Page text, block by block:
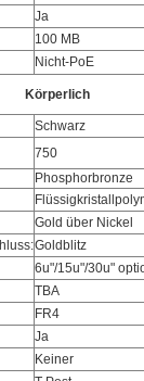
Ja
100 MB
Nicht-PoE
Körperlich
Schwarz
750
Phosphorbronze
Gold über Nickel
Goldblitz
6u"/15u"/30u"
TBA
FR4
Ja
Keiner